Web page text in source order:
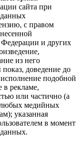
сайта при
с правом
и других
из него
доведение до
подобной
в рекламе,
или частично (а
любых медийных
указанная
в момент